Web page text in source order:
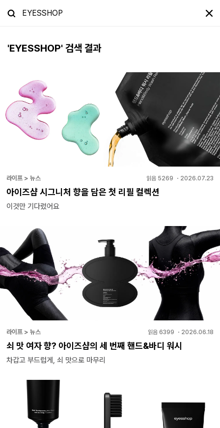
'EYESSHOP' 검색 결과
라이프 > 뉴스 읽음 5269 ・ 2026.07.23
아이즈샵 시그니처 향을 담은 첫 리필 컬렉션
이것만 기다렸어요
라이프 > 뉴스 읽음 6399 ・ 2026.06.18
쇠 맛 여자 향? 아이즈샵의 세 번째 핸드&바디 워시
차갑고 부드럽게, 쇠 맛으로 마무리